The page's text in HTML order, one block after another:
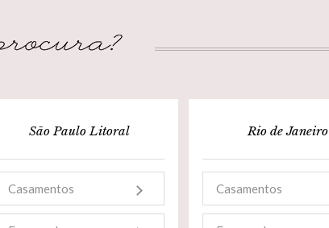
São Paulo Litoral
Casamentos
Rio de Janeiro
Casamentos